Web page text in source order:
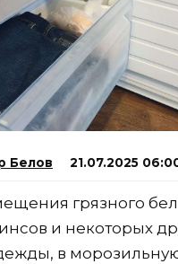
Белов 21.07.2025
грязного
и некоторых
в